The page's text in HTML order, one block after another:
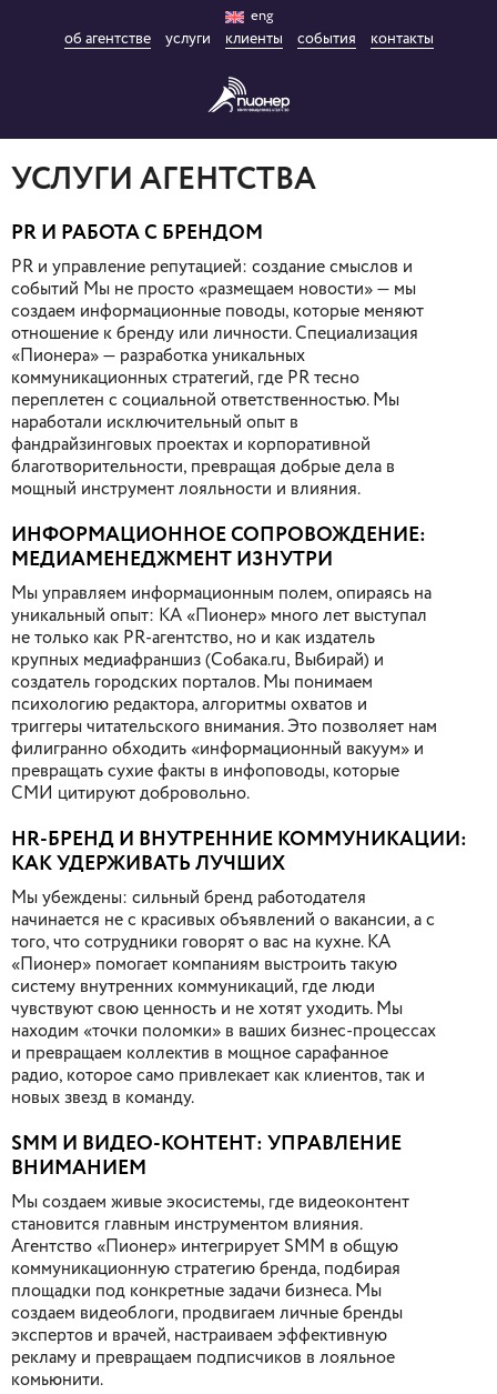
eng
об агентстве услуги клиенты события контакты
УСЛУГИ АГЕНТСТВА
PR И РАБОТА С БРЕНДОМ
PR и управление репутацией: создание смыслов и
событий Мы не просто «размещаем новости» — мы
создаем информационные поводы, которые меняют
отношение к бренду или личности. Специализация
«Пионера» — разработка уникальных
коммуникационных стратегий, где PR тесно
переплетен с социальной ответственностью. Мы
наработали исключительный опыт в
фандрайзинговых проектах и корпоративной
благотворительности, превращая добрые дела в
мощный инструмент лояльности и влияния.
ИНФОРМАЦИОННОЕ СОПРОВОЖДЕНИЕ:
МЕДИАМЕНЕДЖМЕНТ ИЗНУТРИ
Мы управляем информационным полем, опираясь на
уникальный опыт: КА «Пионер» много лет выступал
не только как PR-агентство, но и как издатель
крупных медиафраншиз (Собака.ru, Выбирай) и
создатель городских порталов. Мы понимаем
психологию редактора, алгоритмы охватов и
триггеры читательского внимания. Это позволяет нам
филигранно обходить «информационный вакуум» и
превращать сухие факты в инфоповоды, которые
СМИ цитируют добровольно.
HR-БРЕНД И ВНУТРЕННИЕ КОММУНИКАЦИИ:
КАК УДЕРЖИВАТЬ ЛУЧШИХ
Мы убеждены: сильный бренд работодателя
начинается не с красивых объявлений о вакансии, а с
того, что сотрудники говорят о вас на кухне. КА
«Пионер» помогает компаниям выстроить такую
систему внутренних коммуникаций, где люди
чувствуют свою ценность и не хотят уходить. Мы
находим «точки поломки» в ваших бизнес-процессах
и превращаем коллектив в мощное сарафанное
радио, которое само привлекает как клиентов, так и
новых звезд в команду.
SMM И ВИДЕО-КОНТЕНТ: УПРАВЛЕНИЕ
ВНИМАНИЕМ
Мы создаем живые экосистемы, где видеоконтент
становится главным инструментом влияния.
Агентство «Пионер» интегрирует SMM в общую
коммуникационную стратегию бренда, подбирая
площадки под конкретные задачи бизнеса. Мы
создаем видеоблоги, продвигаем личные бренды
экспертов и врачей, настраиваем эффективную
рекламу и превращаем подписчиков в лояльное
комьюнити.